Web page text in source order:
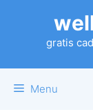
gratis
Menu